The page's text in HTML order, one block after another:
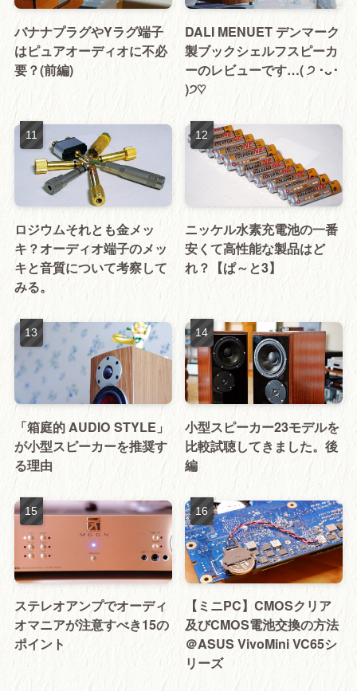
バナナプラグやYラグ端子
はピュアオーディオに不必
要？(前編)
DALI MENUET デンマーク
製ブックシェルフスピーカ
ーのレビューです…( ੭ ･ᴗ･
)੭♡
ロジウムそれとも金メッ
キ？オーディオ端子のメッ
キと音質について考察して
みる。
ニッケル水素充電池の一番
安くて高性能な製品はど
れ？【ぱ～と3】
「箱庭的 AUDIO STYLE」
が小型スピーカーを推奨す
る理由
小型スピーカー23モデルを
比較試聴してきました。後
編
ステレオアンプでオーディ
オマニアが注意すべき15の
ポイント
【ミニPC】CMOSクリア
及びCMOS電池交換の方法
＠ASUS VivoMini VC65シ
リーズ